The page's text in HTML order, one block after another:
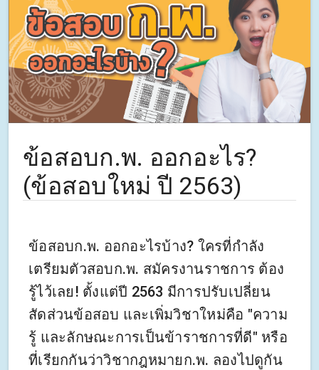
ข้อสอบก.พ. ออกอะไร?
(ข้อสอบใหม่ ปี 2563)
ข้อสอบก.พ. ออกอะไรบ้าง? ใครที่กำลัง
เตรียมตัวสอบก.พ. สมัครงานราชการ ต้อง
รู้ไว้เลย! ตั้งแต่ปี 2563 มีการปรับเปลี่ยน
สัดส่วนข้อสอบ และเพิ่มวิชาใหม่คือ "ความ
รู้ และลักษณะการเป็นข้าราชการที่ดี" หรือ
ที่เรียกกันว่าวิชากฎหมายก.พ. ลองไปดูกัน